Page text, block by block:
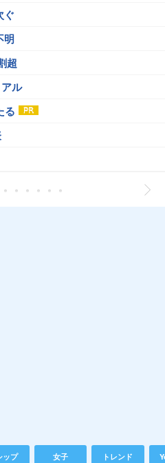
ぐ
明
超
ル
る
ップ 女子 トレンド